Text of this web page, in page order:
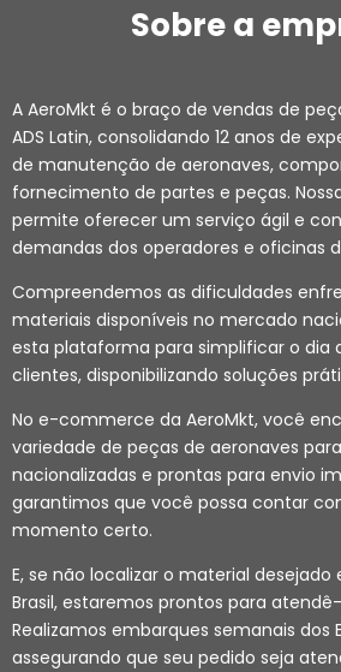
Sobre a
A AeroMkt é o braço de vendas de
ADS Latin, consolidando 12 anos de
de manutenção de aeronaves,
fornecimento de partes e peças.
permite oferecer um serviço ágil e
demandas dos operadores e oficinas
Compreendemos as dificuldades
materiais disponíveis no mercado
esta plataforma para simplificar o dia
clientes, disponibilizando soluções
No e-commerce da AeroMkt, você
variedade de peças de aeronaves
nacionalizadas e prontas para envio
garantimos que você possa contar
momento certo.
E, se não localizar o material
Brasil, estaremos prontos para
Realizamos embarques semanais dos
assegurando que seu pedido seja